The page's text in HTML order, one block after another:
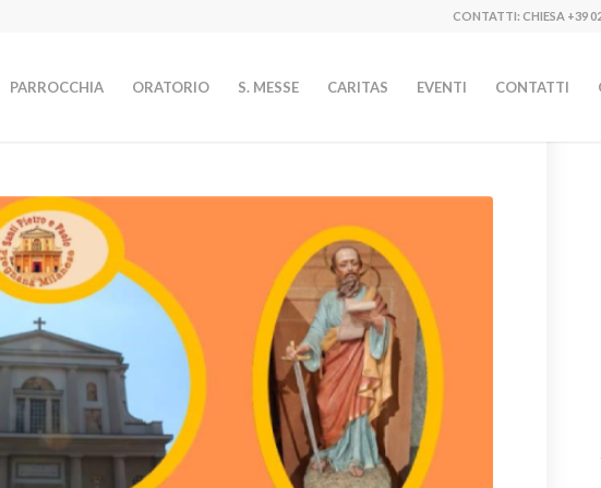
CONTATTI: CHIESA +39
PARROCCHIA ORATORIO S. MESSE CARITAS EVENTI CONTATTI